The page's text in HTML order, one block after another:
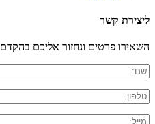
ליצירת קשר
השאירו פרטים ונחזור אליכם בהקדם